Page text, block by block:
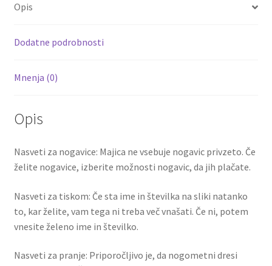
2
k
Opis
Dodatne podrobnosti
Mnenja (0)
Opis
Nasveti za nogavice: Majica ne vsebuje nogavic privzeto. Če
želite nogavice, izberite možnosti nogavic, da jih plačate.
Nasveti za tiskom: Če sta ime in številka na sliki natanko
to, kar želite, vam tega ni treba več vnašati. Če ni, potem
vnesite želeno ime in številko.
Nasveti za pranje: Priporočljivo je, da nogometni dresi